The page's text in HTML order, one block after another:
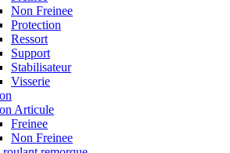
Non Freinee
Protection
Ressort
Support
Stabilisateur
Visserie
Articule
Freinee
Non Freinee